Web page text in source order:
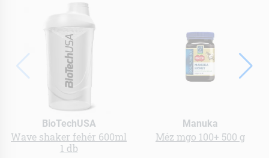
BioTechUSA
Wave shaker fehér 600ml
1 db
Manuka
Méz mgo 100+ 500 g